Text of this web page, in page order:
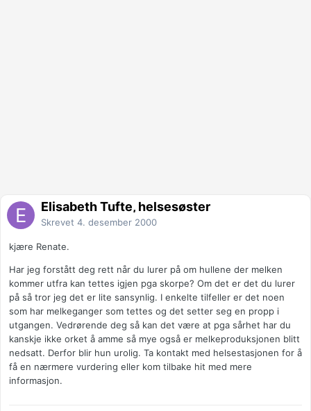
Elisabeth Tufte, helsesøster
Skrevet 4. desember 2000
kjære Renate.
Har jeg forstått deg rett når du lurer på om hullene der melken
kommer utfra kan tettes igjen pga skorpe? Om det er det du lurer
på så tror jeg det er lite sansynlig. I enkelte tilfeller er det noen
som har melkeganger som tettes og det setter seg en propp i
utgangen. Vedrørende deg så kan det være at pga sårhet har du
kanskje ikke orket å amme så mye også er melkeproduksjonen blitt
nedsatt. Derfor blir hun urolig. Ta kontakt med helsestasjonen for å
få en nærmere vurdering eller kom tilbake hit med mere
informasjon.